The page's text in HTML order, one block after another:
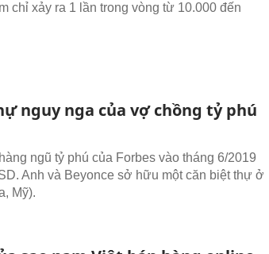
chỉ xảy ra 1 lần trong vòng từ 10.000 đến
nguy nga của vợ chồng tỷ phú
ngũ tỷ phú của Forbes vào tháng 6/2019
Anh và Beyonce sở hữu một căn biệt thự ở
Mỹ).